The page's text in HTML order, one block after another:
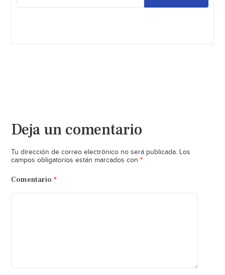
Deja un comentario
Tu dirección de correo electrónico no será publicada. Los
campos obligatorios están marcados con *
Comentario *